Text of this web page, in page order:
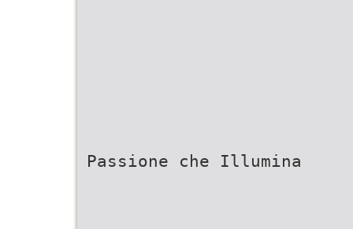
Passione che Illumina